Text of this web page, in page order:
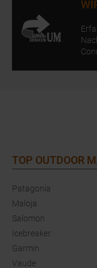
TOP OUTDOOR
Patagonia
Maloja
Salomon
Icebreaker
Garmin
Vaude